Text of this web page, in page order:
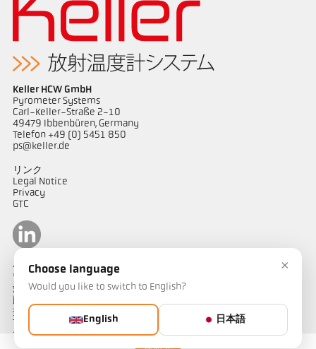
Keller HCW GmbH
Pyrometer Systems
Carl-Keller-Straße 2-10
49479 Ibbenbüren, Germany
Telefon +49 (0) 5451 850
ps@keller.de
リンク
Legal Notice
Privacy
GTC
ケラーパイロメータージャパン
〒487-0035
愛知県春日井市
藤山台1-4-1
担当：山田
Telephone: 090-1754-1909
e-mail: kellerjapan@outlook.jp
×
Choose language
Would you like to switch to English?
English 日本語